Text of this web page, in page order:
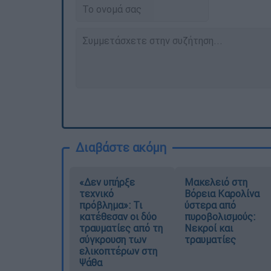
Διαβάστε ακόμη
«Δεν υπήρξε
τεχνικό
πρόβλημα»: Τι
κατέθεσαν οι δύο
τραυματίες από τη
σύγκρουση των
ελικοπτέρων στη
Ψάθα
Μακελειό στη
Βόρεια Καρολίνα
ύστερα από
πυροβολισμούς:
Νεκροί και
τραυματίες